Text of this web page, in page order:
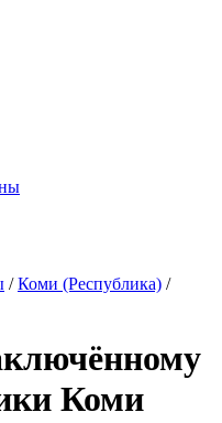
/Коми (Республика) /
Коми